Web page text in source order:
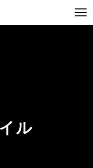
ル